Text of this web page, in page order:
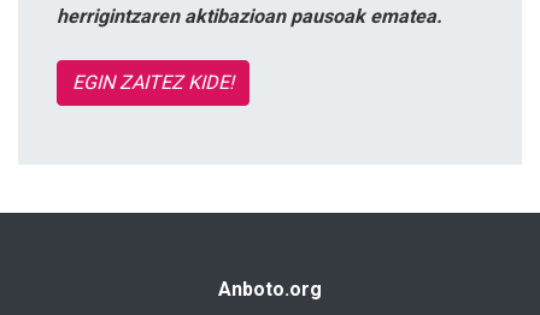
herrigintzaren aktibazioan pausoak ematea.
EGIN ZAITEZ KIDE!
Anboto.org